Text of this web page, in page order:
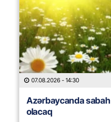
07.08.2026 - 14:30
Azərbaycanda
olacaq